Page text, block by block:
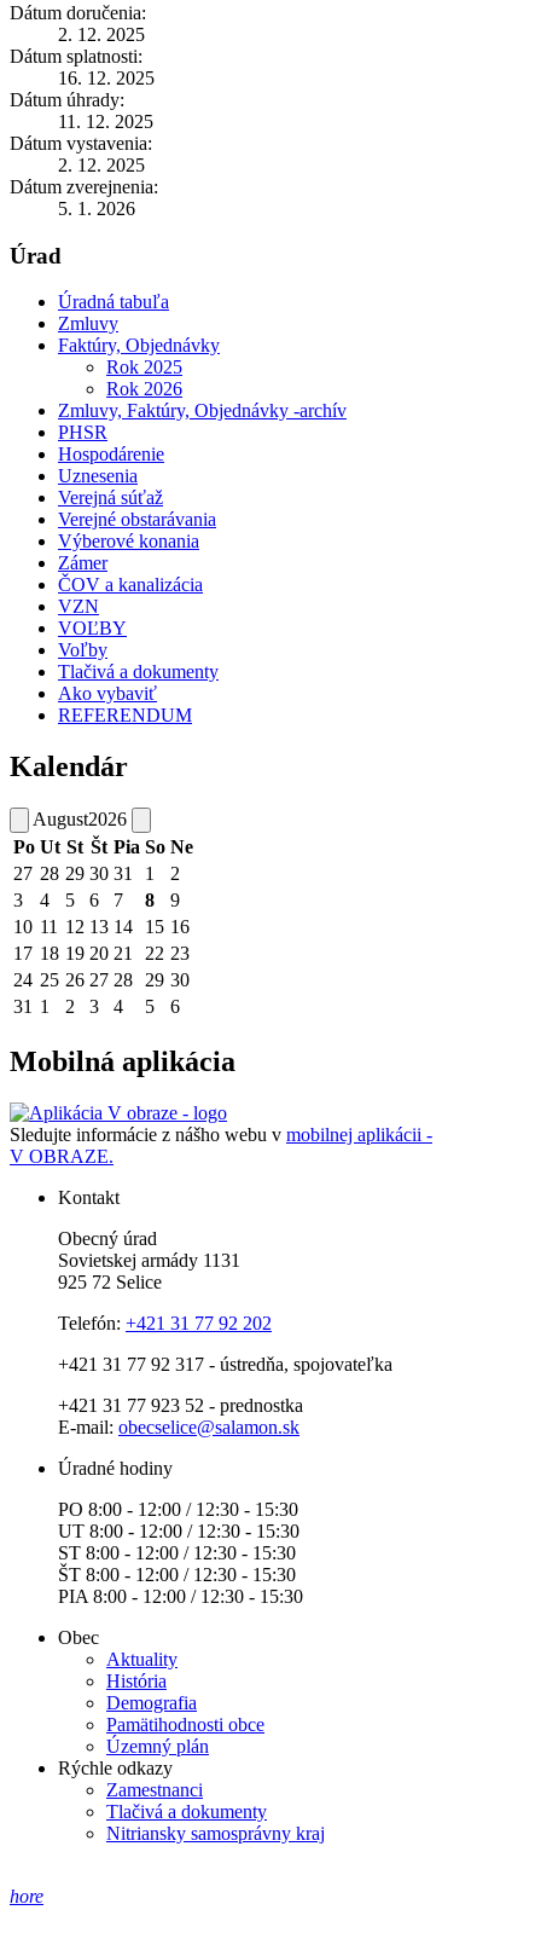
Dátum doručenia:
2. 12. 2025
Dátum splatnosti:
16. 12. 2025
Dátum úhrady:
11. 12. 2025
Dátum vystavenia:
2. 12. 2025
Dátum zverejnenia:
5. 1. 2026
Úrad
Úradná tabuľa
Zmluvy
Faktúry, Objednávky
Rok 2025
Rok 2026
Zmluvy, Faktúry, Objednávky -archív
PHSR
Hospodárenie
Uznesenia
Verejná súťaž
Verejné obstarávania
Výberové konania
Zámer
ČOV a kanalizácia
VZN
VOĽBY
Voľby
Tlačivá a dokumenty
Ako vybaviť
REFERENDUM
Kalendár
August2026
Po Ut St Št Pia So Ne
27 28 29 30 31 1
2
3
4 5 6 7 8
9
10 11 12 13 14 15 16
17 18 19 20 21 22 23
24 25 26 27 28 29 30
31 1 2 3 4 5 6
Mobilná aplikácia
Sledujte informácie z nášho webu v mobilnej aplikácii -
V OBRAZE.
Kontakt
Obecný úrad
Sovietskej armády 1131
925 72 Selice
Telefón: +421 31 77 92 202
+421 31 77 92 317 - ústredňa, spojovateľka
+421 31 77 923 52 - prednostka
E-mail: obecselice@salamon.sk
Úradné hodiny
PO 8:00 - 12:00 / 12:30 - 15:30
UT 8:00 - 12:00 / 12:30 - 15:30
ST 8:00 - 12:00 / 12:30 - 15:30
ŠT 8:00 - 12:00 / 12:30 - 15:30
PIA 8:00 - 12:00 / 12:30 - 15:30
Obec
Aktuality
História
Demografia
Pamätihodnosti obce
Územný plán
Rýchle odkazy
Zamestnanci
Tlačivá a dokumenty
Nitriansky samosprávny kraj
hore